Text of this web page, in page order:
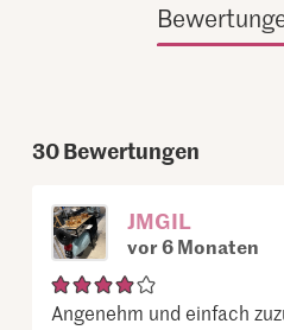
30Bewertungen
JMGIL
vor 6 Monaten
Angenehm und einfach